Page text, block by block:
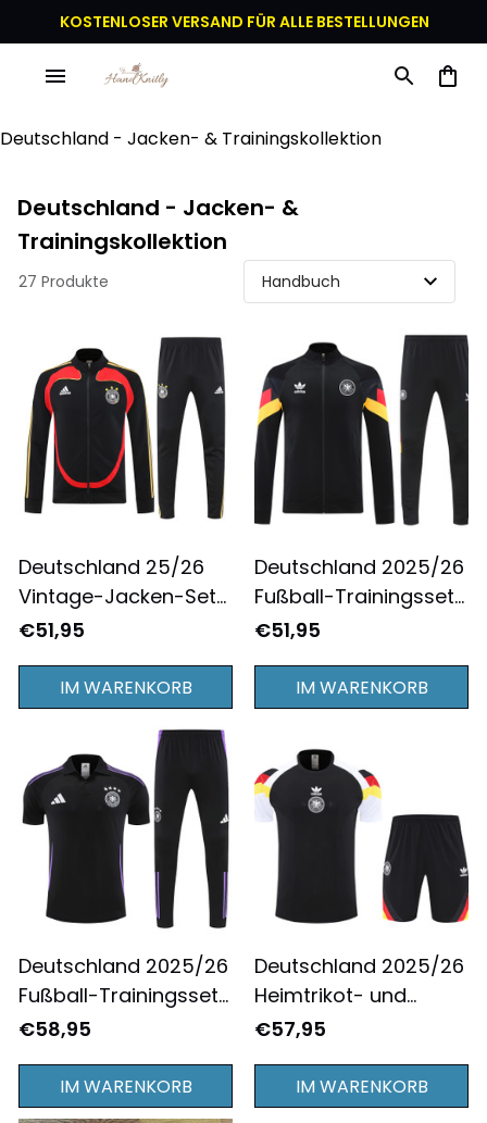
KOSTENLOSER VERSAND FÜR ALLE BESTELLUNGEN
Deutschland - Jacken- & Trainingskollektion
Deutschland - Jacken- &
Trainingskollektion
27 Produkte
Deutschland 25/26
Vintage-Jacken-Set
„Hymne“ Schwarz –
€51,95
IM WARENKORB
Deutschland 2025/26
Fußball-Trainingsset
– Black Power, Eagle
€51,95
IM WARENKORB
Deutschland 2025/26
Fußball-Trainingsset
– Night Precision in
€58,95
IM WARENKORB
Deutschland 2025/26
Heimtrikot- und
Shorts-Set –
Flaggenakzente
€57,95
IM WARENKORB